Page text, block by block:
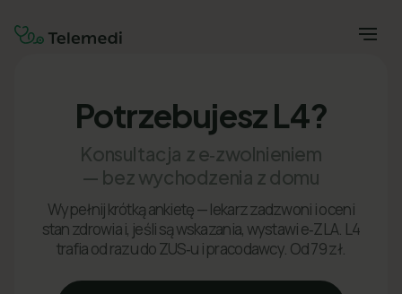
Potrzebujesz L4?
Konsultacja z e‑zwolnieniem
— bez wychodzenia z domu
Wypełnij krótką ankietę — lekarz zadzwoni i oceni
stan zdrowia i, jeśli są wskazania, wystawi e‑ZLA. L4
trafia od razu do ZUS‑u i pracodawcy. Od 79 zł.